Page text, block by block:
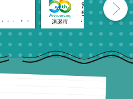
清瀬市
55周年記念